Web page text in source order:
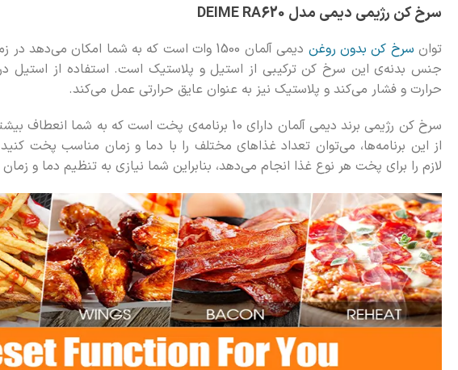
سرخ کن رژیمی دیمی مدل DEIME RA620
توان سرخ کن بدون روغن
دیمی آلمان 1500 وات است که به شما امکان
جنس بدنه‌ی این سرخ کن ترکیبی از استیل و پلاستیک است. استفاده از استیل در
حرارت و فشار می‌کند و پلاستیک نیز به عنوان عایق حرارتی عمل می‌کند.
سرخ کن رژیمی برند دیمی آلمان دارای 10 برنامه‌ی پخت است
از این برنامه‌ها، می‌توان تعداد غذاهای مختلف را با دما و زمان مناسب پخت
لازم را برای پخت هر نوع غذا انجام می‌دهد، بنابراین شما نیازی به تنظیم دما و زمان